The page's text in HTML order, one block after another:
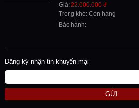
Giá: 22.000.000 đ
Trong kho: Còn hàng
Bảo hành:
Đăng ký nhận tin khuyến mại
GỬI